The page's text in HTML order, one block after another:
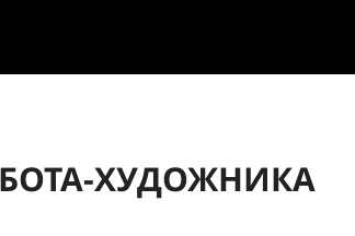
ХУДОЖНИКА